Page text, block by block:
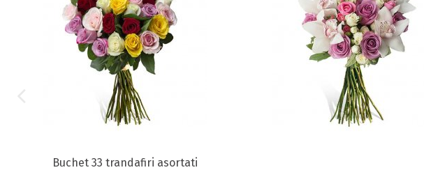
Buchet 33 trandafiri asortati